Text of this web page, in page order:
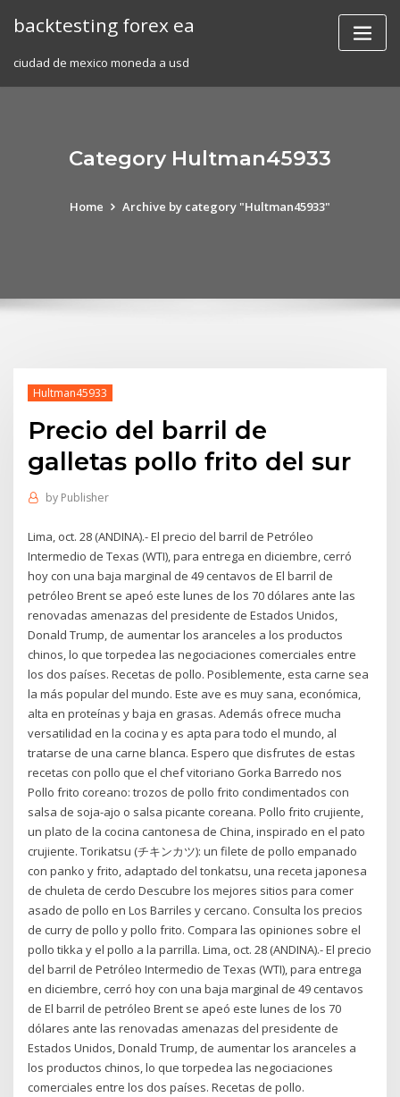
backtesting forex ea
ciudad de mexico moneda a usd
Category Hultman45933
Home Archive by category "Hultman45933"
Hultman45933
Precio del barril de
galletas pollo frito del sur
by Publisher
Lima, oct. 28 (ANDINA).- El precio del barril de Petróleo
Intermedio de Texas (WTI), para entrega en diciembre, cerró
hoy con una baja marginal de 49 centavos de El barril de
petróleo Brent se apeó este lunes de los 70 dólares ante las
renovadas amenazas del presidente de Estados Unidos,
Donald Trump, de aumentar los aranceles a los productos
chinos, lo que torpedea las negociaciones comerciales entre
los dos países. Recetas de pollo. Posiblemente, esta carne sea
la más popular del mundo. Este ave es muy sana, económica,
alta en proteínas y baja en grasas. Además ofrece mucha
versatilidad en la cocina y es apta para todo el mundo, al
tratarse de una carne blanca. Espero que disfrutes de estas
recetas con pollo que el chef vitoriano Gorka Barredo nos
Pollo frito coreano: trozos de pollo frito condimentados con
salsa de soja-ajo o salsa picante coreana. Pollo frito crujiente,
un plato de la cocina cantonesa de China, inspirado en el pato
crujiente. Torikatsu (チキンカツ): un filete de pollo empanado
con panko y frito, adaptado del tonkatsu, una receta japonesa
de chuleta de cerdo Descubre los mejores sitios para comer
asado de pollo en Los Barriles y cercano. Consulta los precios
de curry de pollo y pollo frito. Compara las opiniones sobre el
pollo tikka y el pollo a la parrilla. Lima, oct. 28 (ANDINA).- El precio
del barril de Petróleo Intermedio de Texas (WTI), para entrega
en diciembre, cerró hoy con una baja marginal de 49 centavos
de El barril de petróleo Brent se apeó este lunes de los 70
dólares ante las renovadas amenazas del presidente de
Estados Unidos, Donald Trump, de aumentar los aranceles a
los productos chinos, lo que torpedea las negociaciones
comerciales entre los dos países. Recetas de pollo.